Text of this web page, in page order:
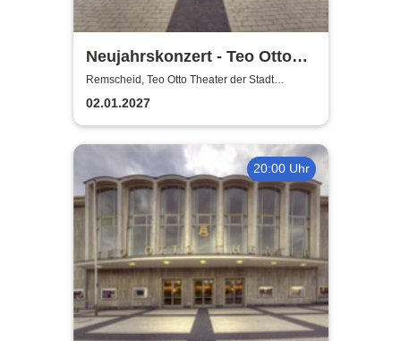
Neujahrskonzert - Teo Otto
Theater der Stadt Remscheid
Remscheid, Teo Otto Theater der Stadt
Remscheid
02.01.2027
20:00 Uhr